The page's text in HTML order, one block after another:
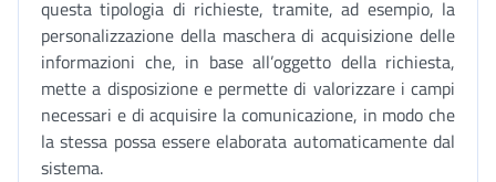
questa tipologia di richieste, tramite, ad esempio, la
personalizzazione della maschera di acquisizione delle
informazioni che, in base all’oggetto della richiesta,
mette a disposizione e permette di valorizzare i campi
necessari e di acquisire la comunicazione, in modo che
la stessa possa essere elaborata automaticamente dal
sistema.